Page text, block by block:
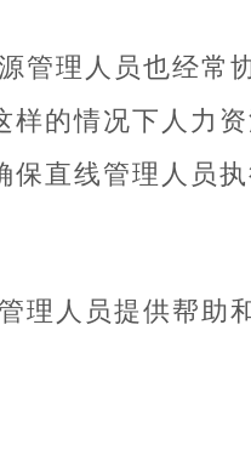
管理人员也经常
样的情况下人力
保直线管理人员
理人员提供帮助